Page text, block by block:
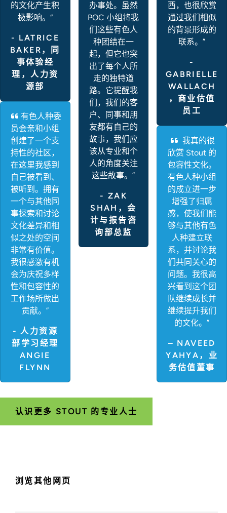
的文化产生积
极影响。“
- LATRICE
BAKER，同
事体验经
理，人力资
源部
有色人种委
员会亲和小组
创建了一个支
持性的社区，
在这里我感到
自己被看到、
被听到。拥有
一个与其他同
事探索和讨论
文化差异和相
似之处的空间
非常有价值。
我很感激有机
会为庆祝多样
性和包容性的
工作场所做出
贡献。”
- 人力资源
部学习经理
ANGIE
FLYNN
办事处。虽然
POC 小组将我
们这些有色人
种团结在一
起，但它也突
出了每个人所
走的独特道
路。它提醒我
们，我们的客
户、同事和朋
友都有自己的
故事，我们应
该从专业和个
人的角度关注
这些故事。”
- ZAK
SHAH，会
计与报告咨
询部总监
西，也很欣赏
通过我们相似
的背景形成的
联系。”
-
GABRIELLE
WALLACH
，商业估值
员工
我真的很
欣赏 Stout 的
包容性文化。
有色人种小组
的成立进一步
增强了归属
感，使我们能
够与其他有色
人种建立联
系，并讨论我
们共同关心的
问题。我很高
兴看到这个团
队继续成长并
继续提升我们
的文化。”
– NAVEED
YAHYA，业
务估值董事
认识更多 STOUT 的专业人士
浏览其他网页